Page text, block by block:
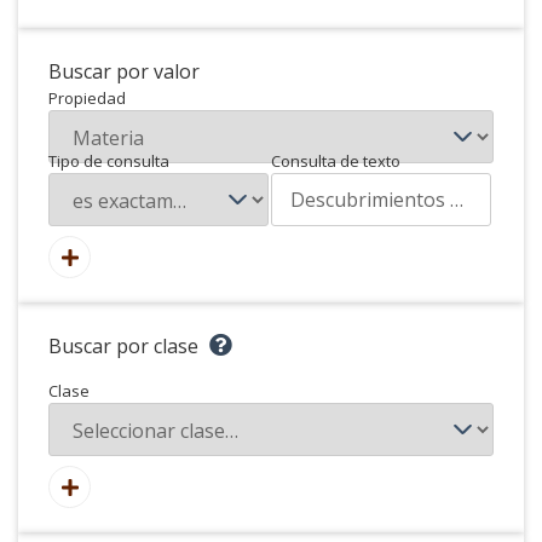
Buscar por valor
Propiedad
Tipo de consulta Consulta de texto
Buscar por clase
Clase